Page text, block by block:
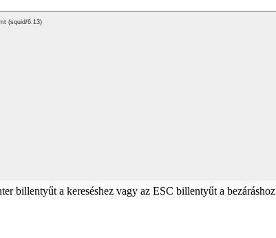
billentyűt a kereséshez vagy az ESC billentyűt a bezáráshoz